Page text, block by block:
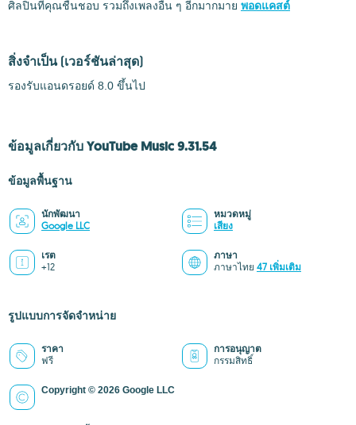
ศิลปินที่คุณชื่นชอบ รวมถึงเพลงอื่น ๆ อีกมากมาย พอดแคสต์
สิ่งจำเป็น (เวอร์ชันล่าสุด)
รองรับแอนดรอยด์ 8.0 ขึ้นไป
ข้อมูลเกี่ยวกับ YouTube Music 9.31.54
ข้อมูลพื้นฐาน
นักพัฒนา
Google LLC
หมวดหมู่
เสียง
เรต
+12
ภาษา
ภาษาไทย 47 เพิ่มเติม
รูปแบบการจัดจำหน่าย
ราคา
ฟรี
การอนุญาต
กรรมสิทธิ์
Copyright © 2026 Google LLC